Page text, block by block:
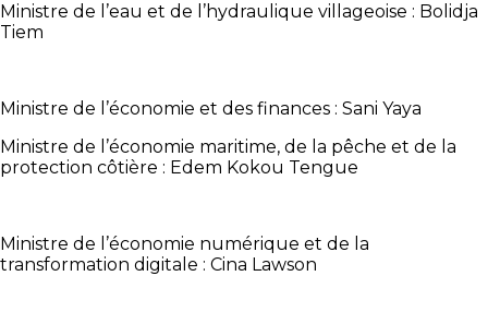
Ministre de l’eau et de l’hydraulique villageoise : Bolidja
Tiem
Ministre de l’économie et des finances : Sani Yaya
Ministre de l’économie maritime, de la pêche et de la
protection côtière : Edem Kokou Tengue
Ministre de l’économie numérique et de la
transformation digitale : Cina Lawson